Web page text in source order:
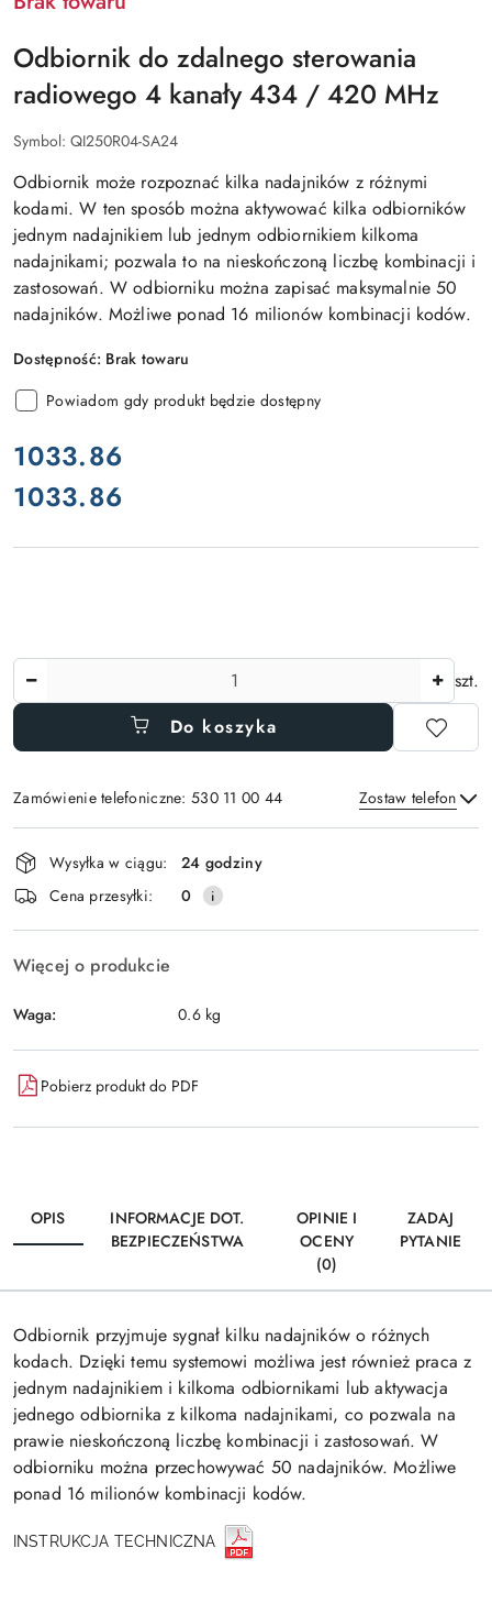
Odbiornik do zdalnego sterowania
radiowego 4 kanały 434 / 420 MHz
Symbol: QI250R04-SA24
Odbiornik może rozpoznać kilka nadajników z różnymi
kodami. W ten sposób można aktywować kilka odbiorników
jednym nadajnikiem lub jednym odbiornikiem kilkoma
nadajnikami; pozwala to na nieskończoną liczbę kombinacji i
zastosowań. W odbiorniku można zapisać maksymalnie 50
nadajników. Możliwe ponad 16 milionów kombinacji kodów.
Dostępność: Brak towaru
Powiadom gdy produkt będzie dostępny
cena:
1033.86
Cena:
1033.86
szt.
Do koszyka
Zamówienie telefoniczne: 530 11 00 44 Zostaw telefon
Wyślij
Dostępność
i
dostawa
Wysyłka w ciągu:
24 godziny
Cena przesyłki:
0
Więcej o produkcie
Waga: 0.6 kg
Pobierz produkt do PDF
OPIS
INFORMACJE DOT.
BEZPIECZEŃSTWA
OPINIE I
OCENY
(0)
ZADAJ
PYTANIE
Odbiornik przyjmuje sygnał kilku nadajników o różnych
kodach. Dzięki temu systemowi możliwa jest również praca z
jednym nadajnikiem i kilkoma odbiornikami lub aktywacja
jednego odbiornika z kilkoma nadajnikami, co pozwala na
prawie nieskończoną liczbę kombinacji i zastosowań. W
odbiorniku można przechowywać 50 nadajników. Możliwe
ponad 16 milionów kombinacji kodów.
INSTRUKCJA TECHNICZNA